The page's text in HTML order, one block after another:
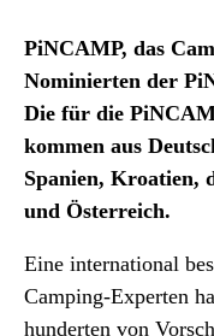
PiNCAMP, das
Nominierten der
Die für die
kommen aus
Spanien, Kroatien,
und Österreich.
Eine international
Camping-Experten
hunderten von